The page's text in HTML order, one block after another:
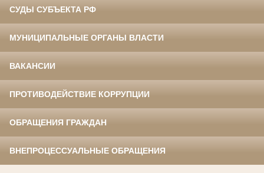
СУДЫ СУБЪЕКТА РФ
МУНИЦИПАЛЬНЫЕ ОРГАНЫ ВЛАСТИ
ВАКАНСИИ
ПРОТИВОДЕЙСТВИЕ КОРРУПЦИИ
ОБРАЩЕНИЯ ГРАЖДАН
ВНЕПРОЦЕССУАЛЬНЫЕ ОБРАЩЕНИЯ